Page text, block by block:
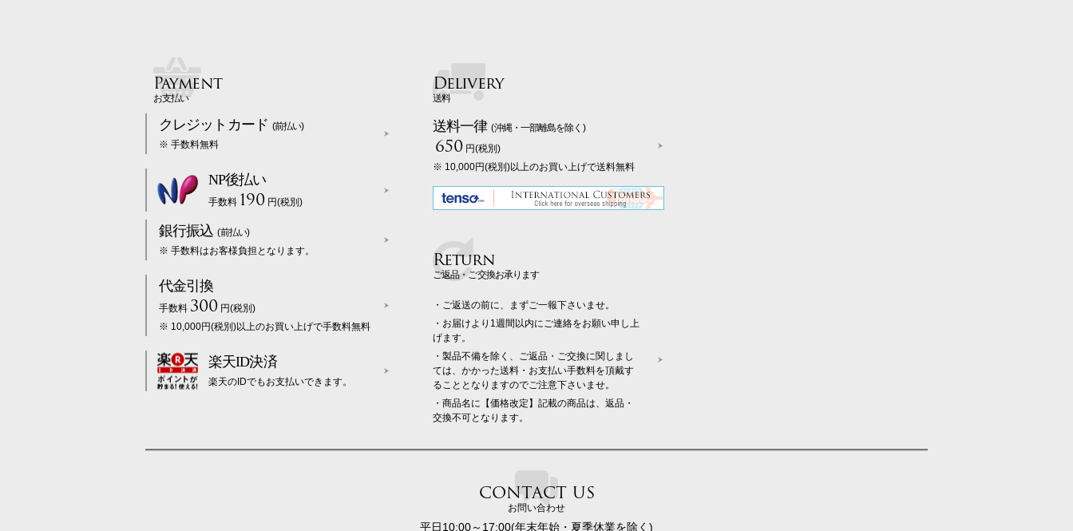
Payment
お支払い
クレジットカード (前払い)
※ 手数料無料
NP後払い
手数料 190 円(税別)
銀行振込 (前払い)
※ 手数料はお客様負担となります。
代金引換
手数料 300 円(税別)
※ 10,000円(税別)以上のお買い上げで手数料無料
楽天ID決済
楽天のIDでもお支払いできます。
Delivery
送料
送料一律 (沖縄・一部離島を除く)
650 円(税別)
※ 10,000円(税別)以上のお買い上げで送料無料
Return
ご返品・ご交換お承ります
・ご返送の前に、まずご一報下さいませ。
・お届けより1週間以内にご連絡をお願い申し上
げます。
・製品不備を除く、ご返品・ご交換に関しまし
ては、かかった送料・お支払い手数料を頂戴す
ることとなりますのでご注意下さいませ。
・商品名に【価格改定】記載の商品は、返品・
交換不可となります。
CONTACT US
お問い合わせ
平日10:00～17:00(年末年始・夏季休業を除く)